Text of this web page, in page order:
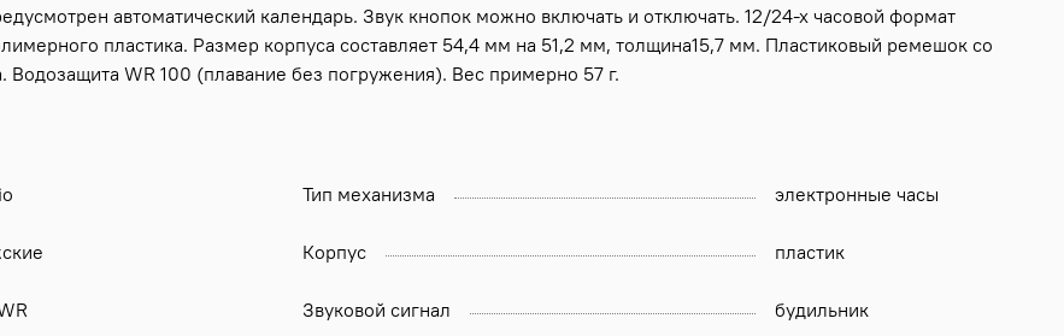
автоматический календарь. Звук кнопок можно включать и отключать. 12/24-х часовой формат
пластика. Размер корпуса составляет 54,4 мм на 51,2 мм, толщина15,7 мм. Пластиковый ремешок со
Водозащита WR 100 (плавание без погружения). Вес примерно 57 г.
Тип механизма электронные часы
Корпус пластик
Звуковой сигнал будильник